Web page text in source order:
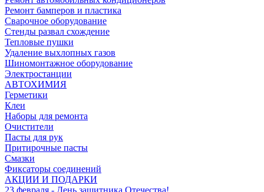
Ремонт бамперов и пластика
Сварочное оборудование
Стенды развал схождение
Тепловые пушки
Удаление выхлопных газов
Шиномонтажное оборудование
Электростанции
АВТОХИМИЯ
Герметики
Клеи
Наборы для ремонта
Очистители
Пасты для рук
Притирочные пасты
Смазки
Фиксаторы соединений
АКЦИИ И ПОДАРКИ
23 февраля - День защитника Отечества!